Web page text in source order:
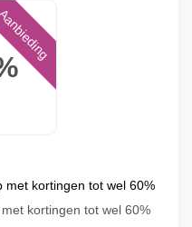
met kortingen tot wel 60%
kortingen tot wel 60%